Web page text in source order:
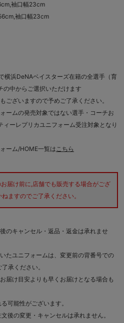
袖口幅23cm
袖口幅23cm
横浜DeNAベイスターズ在籍の全選手（育
の中からご選択いただけます
ございますので予めご了承ください。
ームの発売対象ではない選手・コーチお
ーレプリカユニフォーム受注対象となり
ーム/HOME一覧はこちら
届け前に,店舗でも販売する場合がござ
ますのでご了承ください。
のキャンセル・返品・返金は承れませ
たユニフォームは、変更前の背番号での
承ください。
届け目安よりも早くお届けとなる場合も
可能性がございます。
後の変更・キャンセルは承れません。